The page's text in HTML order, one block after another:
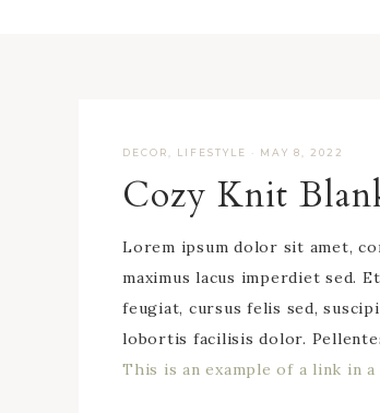
DECOR LIFESTYLE · MAY 8, 2022
Cozy Knit
Lorem ipsum dolor sit amet,
maximus lacus imperdiet sed.
feugiat, cursus felis sed,
lobortis facilisis dolor.
This is an example of a link in